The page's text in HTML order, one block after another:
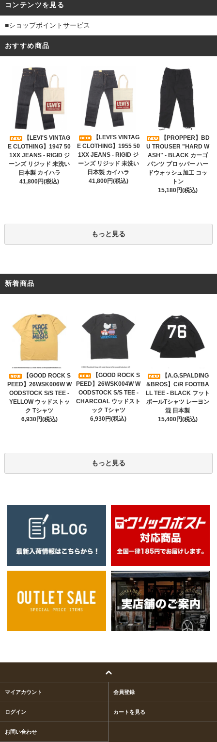
コンテンツを見る
■ショップポイントサービス
おすすめ商品
【LEVI'S VINTAG
E CLOTHING】1947 50
1XX JEANS - RIGID ジ
ーンズ リジッド 未洗い
日本製 カイハラ
41,800円(税込)
【LEVI'S VINTAG
E CLOTHING】1955 50
1XX JEANS - RIGID ジ
ーンズ リジッド 未洗い
日本製 カイハラ
41,800円(税込)
【PROPPER】BD
U TROUSER "HARD W
ASH" - BLACK カーゴ
パンツ プロッパー ハー
ドウォッシュ加工 コッ
トン
15,180円(税込)
もっと見る
新着商品
【GOOD ROCK S
PEED】26WSK006W W
OODSTOCK S/S TEE -
YELLOW ウッドストッ
ク Tシャツ
6,930円(税込)
【GOOD ROCK S
PEED】26WSK004W W
OODSTOCK S/S TEE -
CHARCOAL ウッドスト
ック Tシャツ
6,930円(税込)
【A.G.SPALDING
&BROS】C/R FOOTBA
LL TEE - BLACK フット
ボールTシャツ レーヨン
混 日本製
15,400円(税込)
もっと見る
マイアカウント 会員登録
ログイン カートを見る
お問い合わせ